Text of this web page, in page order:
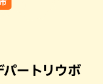
パートリウボ